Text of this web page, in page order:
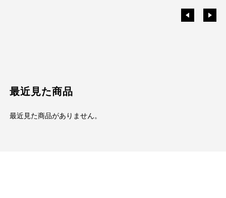
最近見た商品
最近見た商品がありません。